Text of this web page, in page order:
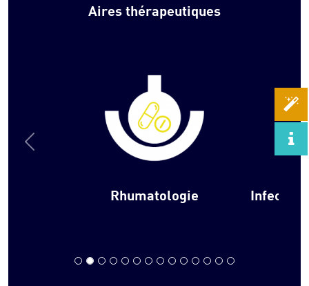
Aires thérapeutiques
Infectiologie-parasitologie